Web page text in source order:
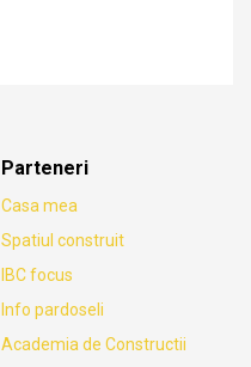
Parteneri
Casa mea
Spatiul construit
IBC focus
Info pardoseli
Academia de Constructii